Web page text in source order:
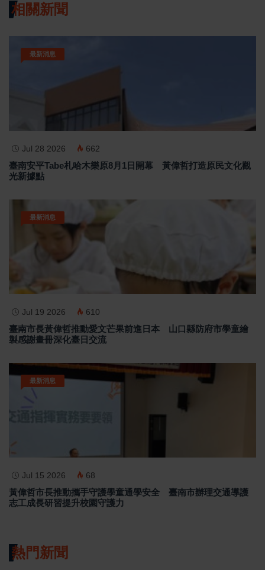
相關新聞
最新消息
Jul 28 2026 662
臺南安平Tabe札哈木樂原8月1日開幕 黃偉哲打造原民文化觀
光新據點
最新消息
Jul 19 2026 610
臺南市長黃偉哲推動愛文芒果前進日本 山口縣防府市學童繪
製感謝畫冊深化臺日交流
最新消息
Jul 15 2026 68
黃偉哲市長推動攜手守護學童通學安全 臺南市辦理交通導護
志工成長研習提升校園守護力
熱門新聞